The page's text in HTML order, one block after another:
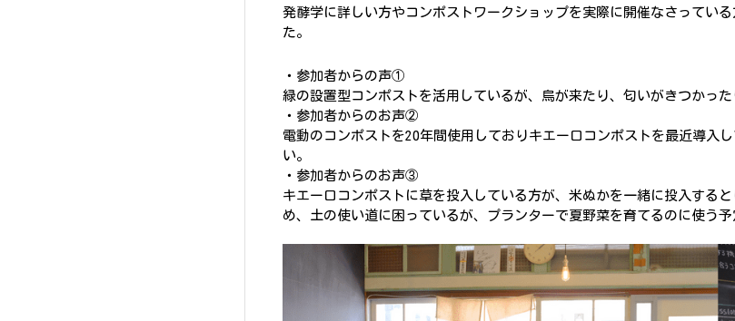
発酵学に詳しい方やコンポストワークショップを実際に開催なさってい
た。
・参加者からの声①
緑の設置型コンポストを活用しているが、烏が来たり、匂いがきつかった
・参加者からのお声②
電動のコンポストを20年間使用しておりキエーロコンポストを最近導入
い。
・参加者からのお声③
キエーロコンポストに草を投入している方が、米ぬかを一緒に投入する
め、土の使い道に困っているが、プランターで夏野菜を育てるのに使う予